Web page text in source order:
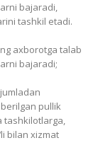
bajaradi,
tashkil etadi.
axborotga talab
bajaradi;
pullik
tashkilotlarga,
bilan xizmat